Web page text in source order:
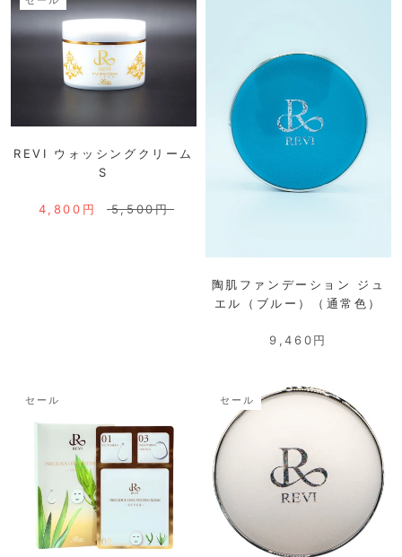
REVI ウォッシングクリーム
S
4,800円 5,500円
陶肌ファンデーション ジュ
エル（ブルー）（通常色）
9,460円
セール セール